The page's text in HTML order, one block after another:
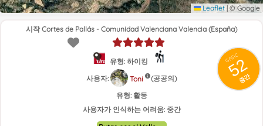
Leaflet |© Google
GRSIC
52
중간
시작 Cortes de Pallás - Comunidad Valenciana Valencia (España)
유형: 하이킹
사용자:
Toni
(공공의)
유형: 활동
사용자가 인식하는 어려움: 중간